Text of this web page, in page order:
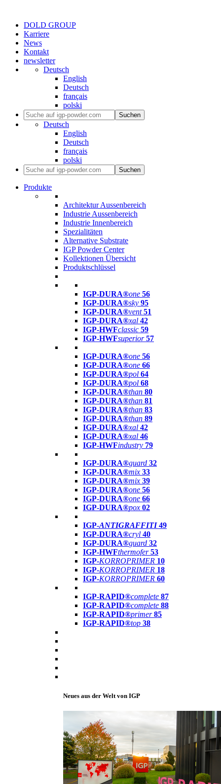
DOLD GROUP
Karriere
News
Kontakt
newsletter
Deutsch
English
Deutsch
français
polski
Suchen
Deutsch
English
Deutsch
français
polski
Suchen
Produkte
Architektur Aussenbereich
Industrie Aussenbereich
Industrie Innenbereich
Spezialitäten
Alternative Substrate
IGP Powder Center
Kollektionen Übersicht
Produktschlüssel
IGP-DURA®one 56
IGP-DURA®sky 95
IGP-DURA®vent 51
IGP-DURA®xal 42
IGP-HWFclassic 59
IGP-HWFsuperior 57
IGP-DURA®one 56
IGP-DURA®one 66
IGP-DURA®pol 64
IGP-DURA®pol 68
IGP-DURA®than 80
IGP-DURA®than 81
IGP-DURA®than 83
IGP-DURA®than 89
IGP-DURA®xal 42
IGP-DURA®xal 46
IGP-HWFindustry 79
IGP-DURA®guard 32
IGP-DURA®mix 33
IGP-DURA®mix 39
IGP-DURA®one 56
IGP-DURA®one 66
IGP-DURA®pox 02
IGP-ANTIGRAFFITI49
IGP-DURA®cryl 40
IGP-DURA®guard 32
IGP-HWFthermofer 53
IGP-KORROPRIMER 10
IGP-KORROPRIMER 18
IGP-KORROPRIMER 60
IGP-RAPID®complete 87
IGP-RAPID®complete 88
IGP-RAPID®primer 85
IGP-RAPID®top 38
Neues aus der Welt von IGP